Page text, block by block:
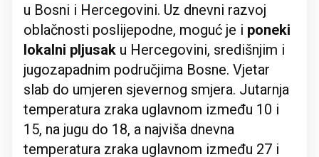
u Bosni i Hercegovini. Uz dnevni razvoj
oblačnosti poslijepodne, moguć je i poneki
lokalni pljusak u Hercegovini, središnjim i
jugozapadnim područjima Bosne. Vjetar
slab do umjeren sjevernog smjera. Jutarnja
temperatura zraka uglavnom između 10 i
15, na jugu do 18, a najviša dnevna
temperatura zraka uglavnom između 27 i